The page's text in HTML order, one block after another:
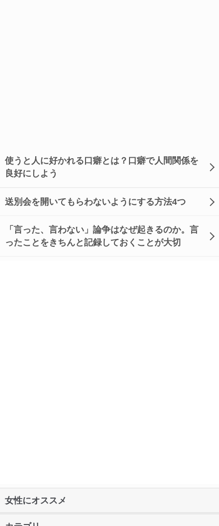
使うと人に好かれる口癖とは？口癖で人間関係を
良好にしよう
送別会を開いてもらわないようにする方法4つ
「言った、言わない」論争はなぜ起きるのか。言
ったことをきちんと記録しておくことが大切
女性にオススメ